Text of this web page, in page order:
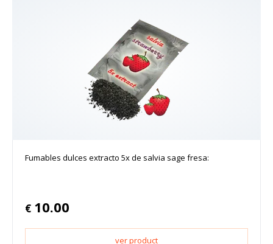
Fumables dulces extracto 5x de salvia sage fresa:
€ 10.00
ver product